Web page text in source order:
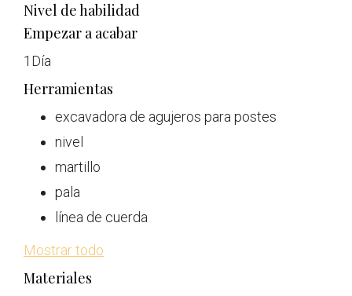
Nivel de habilidad
Empezar a acabar
1 Día
Herramientas
excavadora de agujeros para postes
nivel
martillo
pala
línea de cuerda
Mostrar todo
Materiales